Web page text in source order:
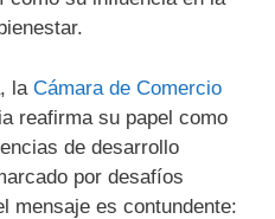
la Cámara de Comercio
reafirma su papel como
de desarrollo
por desafíos
mensaje es contundente: